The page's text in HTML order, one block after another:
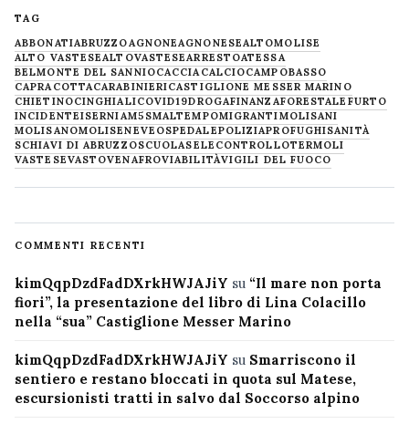
TAG
ABBONATIABRUZZOAGNONEAGNONESEALTOMOLISE
ALTO VASTESEALTOVASTESEARRESTOATESSA
BELMONTE DEL SANNIOCACCIACALCIOCAMPOBASSO
CAPRACOTTACARABINIERICASTIGLIONE MESSER MARINO
CHIETINOCINGHIALICOVID19DROGAFINANZAFORESTALE FURTO
INCIDENTEISERNIAM5SMALTEMPOMIGRANTIMOLISANI
MOLISANOMOLISENEVE OSPEDALEPOLIZIAPROFUGHISANITÀ
SCHIAVI DI ABRUZZOSCUOLASELECONTROLLOTERMOLI
VASTESEVASTOVENAFROVIABILITÀVIGILI DEL FUOCO
COMMENTI RECENTI
kimQqpDzdFadDXrkHWJAJiY su “Il mare non porta
fiori”, la presentazione del libro di Lina Colacillo
nella “sua” Castiglione Messer Marino
kimQqpDzdFadDXrkHWJAJiY su Smarriscono il
sentiero e restano bloccati in quota sul Matese,
escursionisti tratti in salvo dal Soccorso alpino